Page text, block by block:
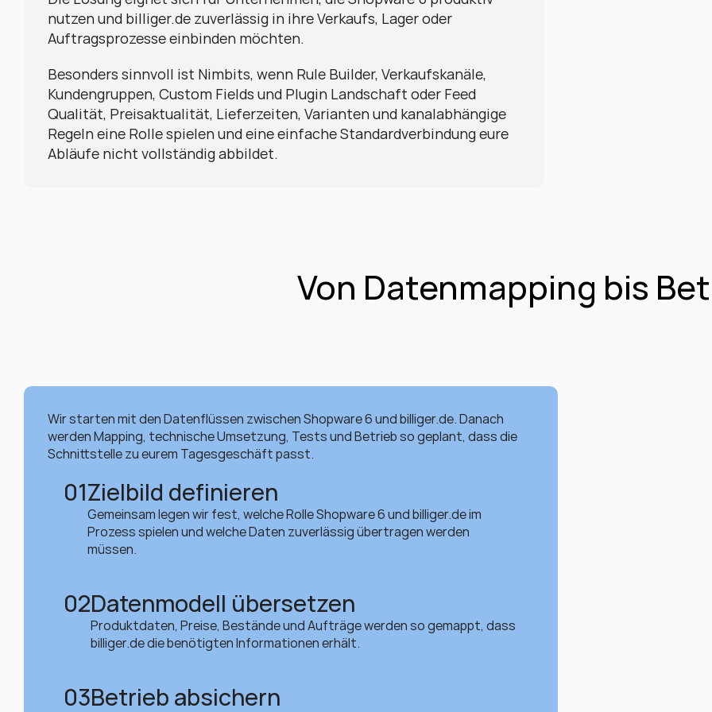
nutzen und billiger.de zuverlässig in ihre Verkaufs, Lager oder
Auftragsprozesse einbinden möchten.
Besonders sinnvoll ist Nimbits, wenn Rule Builder, Verkaufskanäle,
Kundengruppen, Custom Fields und Plugin Landschaft oder Feed
Qualität, Preisaktualität, Lieferzeiten, Varianten und kanalabhängige
Regeln eine Rolle spielen und eine einfache Standardverbindung eure
Abläufe nicht vollständig abbildet.
Von Datenmapping bis
Wir starten mit den Datenflüssen zwischen Shopware 6 und billiger.de. Danach
werden Mapping, technische Umsetzung, Tests und Betrieb so geplant, dass die
Schnittstelle zu eurem Tagesgeschäft passt.
01Zielbild definieren
Gemeinsam legen wir fest, welche Rolle Shopware 6 und billiger.de im
Prozess spielen und welche Daten zuverlässig übertragen werden
müssen.
02Datenmodell übersetzen
Produktdaten, Preise, Bestände und Aufträge werden so gemappt, dass
billiger.de die benötigten Informationen erhält.
03Betrieb absichern